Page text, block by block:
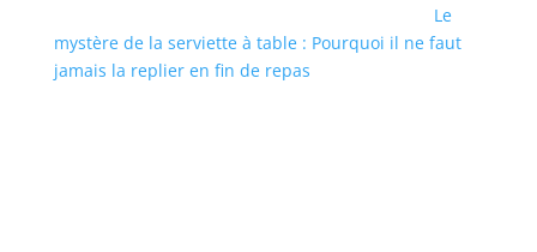
Le
mystère de la serviette à table : Pourquoi il ne faut
jamais la replier en fin de repas